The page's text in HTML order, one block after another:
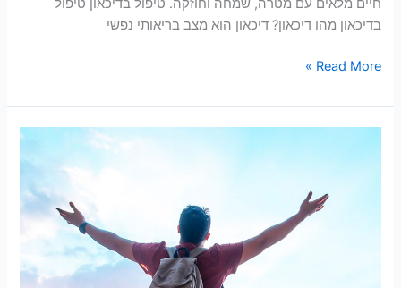
חיים מלאים עם מטרה, שמחה וחוזקה. טיפול בדיכאון טיפול
בדיכאון מהו דיכאון? דיכאון הוא מצב בריאותי נפשי
Read More »